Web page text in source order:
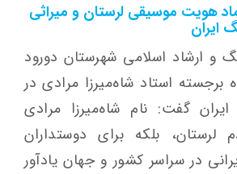
هویت موسیقی لرستان و میراثی
ایران
و ارشاد اسلامی شهرستان دورود
برجسته استاد شاه‌میرزا مرادی در
گفت: نام شاه‌میرزا مرادی
لرستان، بلکه برای دوستداران
در سراسر کشور و جهان یادآور